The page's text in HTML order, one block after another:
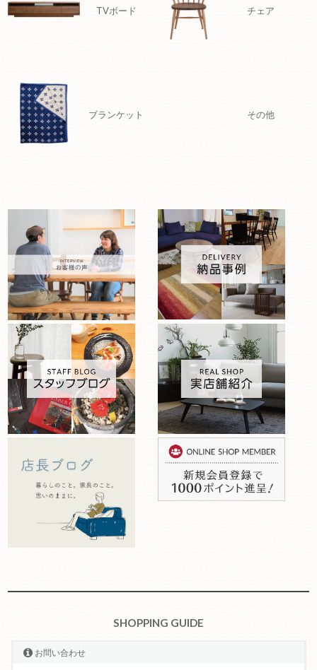
TVボード チェア
ブランケット その他
SHOPPING GUIDE
お問い合わせ